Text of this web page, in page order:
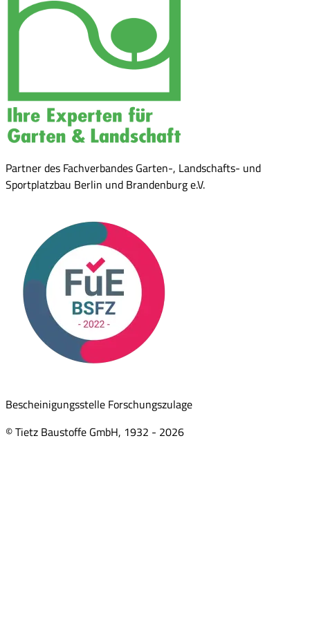
Partner des Fachverbandes Garten-, Landschafts- und
Sportplatzbau Berlin und Brandenburg e.V.
Bescheinigungsstelle Forschungszulage
© Tietz Baustoffe GmbH, 1932 - 2026